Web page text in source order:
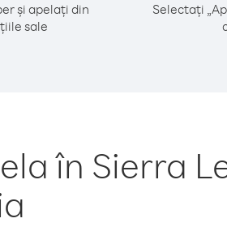
și apelați din
sale
Selectați
în Sierra